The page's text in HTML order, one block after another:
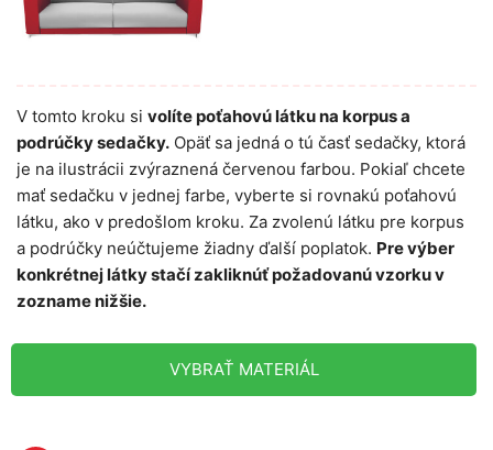
V tomto kroku si volíte poťahovú látku na korpus a
podrúčky sedačky. Opäť sa jedná o tú časť sedačky, ktorá
je na ilustrácii zvýraznená červenou farbou. Pokiaľ chcete
mať sedačku v jednej farbe, vyberte si rovnakú poťahovú
látku, ako v predošlom kroku. Za zvolenú látku pre korpus
a podrúčky neúčtujeme žiadny ďalší poplatok. Pre výber
konkrétnej látky stačí zakliknúť požadovanú vzorku v
zozname nižšie.
VYBRAŤ MATERIÁL